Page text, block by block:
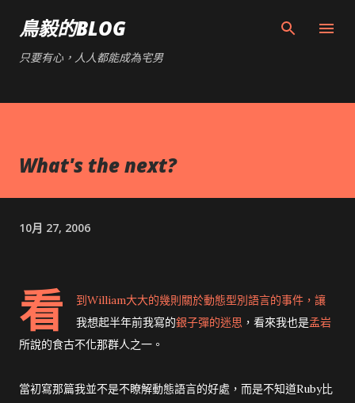
鳥毅的BLOG
只要有心，人人都能成為宅男
What's the next?
10月 27, 2006
看 到William大大的幾則關於動態型別語言的事件 ，讓
我想起半年前我寫的銀子彈的迷思 ，看來我也是孟岩
所說的食古不化那群人之一。
當初寫那篇我並不是不瞭解動態語言的好處，而是不知道Ruby比